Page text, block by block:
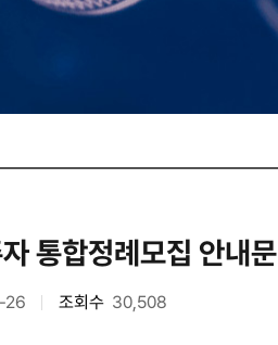
통합정례모집 안내문
26 조회수 30,508